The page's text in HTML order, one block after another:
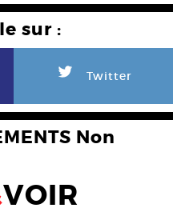
sur :
L Twitter
Non
VOIR